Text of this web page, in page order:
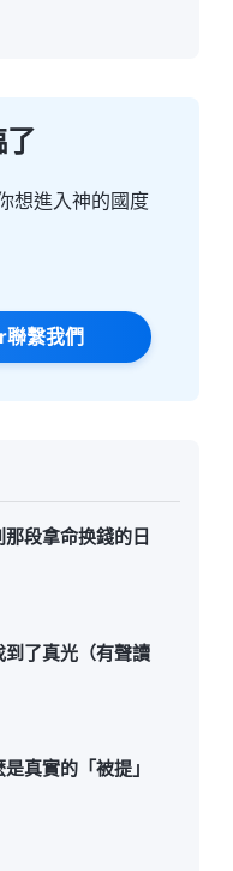
想進入神的國度
繫我們
那段拿命换錢的日
到了真光（有聲讀
真實的「被提」